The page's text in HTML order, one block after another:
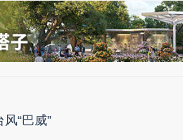
“巴威”